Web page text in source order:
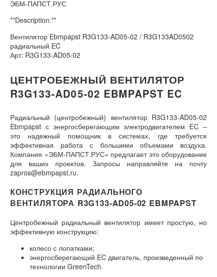
ЭБМ-ПАПСТ.РУС
**Description:**
Вентилятор Ebmpapst R3G133-AD05-02 / R3G133AD0502
радиальный EC
Арт: R3G133-AD05-02
ЦЕНТРОБЕЖНЫЙ ВЕНТИЛЯТОР
R3G133-AD05-02 EBMPAPST EC
Радиальный (центробежный) вентилятор R3G133-AD05-02
Ebmpapst с энергосберегающим электродвигателем EC –
это надежный помощник в системах, где требуется
эффективная работа с большими объемами воздуха.
Компания «ЭБМ-ПАПСТ.РУС» предлагает это оборудование
для ваших проектов. Запросы направляйте на почту
zapros@ebmpapst.ru.
КОНСТРУКЦИЯ РАДИАЛЬНОГО
ВЕНТИЛЯТОРА R3G133-AD05-02 EBMPAPST
Центробежный радиальный вентилятор имеет простую, но
эффективную конструкцию:
колесо с лопатками;
энергосберегающий EC двигатель, произведенный по
технологии GreenTech.